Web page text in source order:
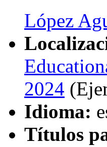
López
2024
Idioma:
Títulos